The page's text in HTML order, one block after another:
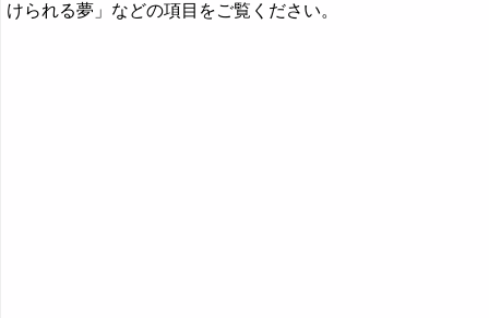
けられる夢」などの項目をご覧ください。